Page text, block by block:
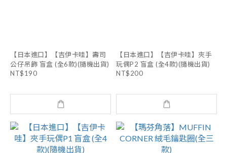
【日本進口】【吉伊卡哇】壽司
公仔吊飾 盲盒 (全6款)(隨機出貨)
NT$190
【日本進口】【吉伊卡哇】夾手
玩偶P2 盲盒 (全4款)(隨機出貨)
NT$200